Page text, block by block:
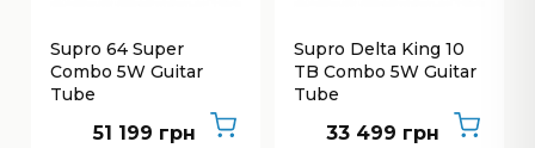
Supro 64 Super
Combo 5W Guitar
Tube
51 199 грн
Supro Delta King 10
TB Combo 5W Guitar
Tube
33 499 грн